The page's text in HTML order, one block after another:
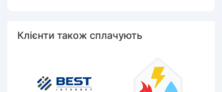
Клієнти також сплачують